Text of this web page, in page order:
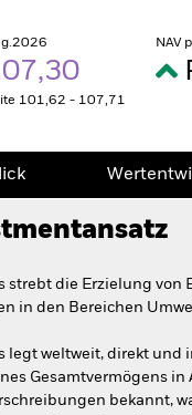
101,62 - 107,71
NAV
strebt die Erzielung von
in den Bereichen
legt weltweit, direkt
Gesamtvermögens
bekannt,